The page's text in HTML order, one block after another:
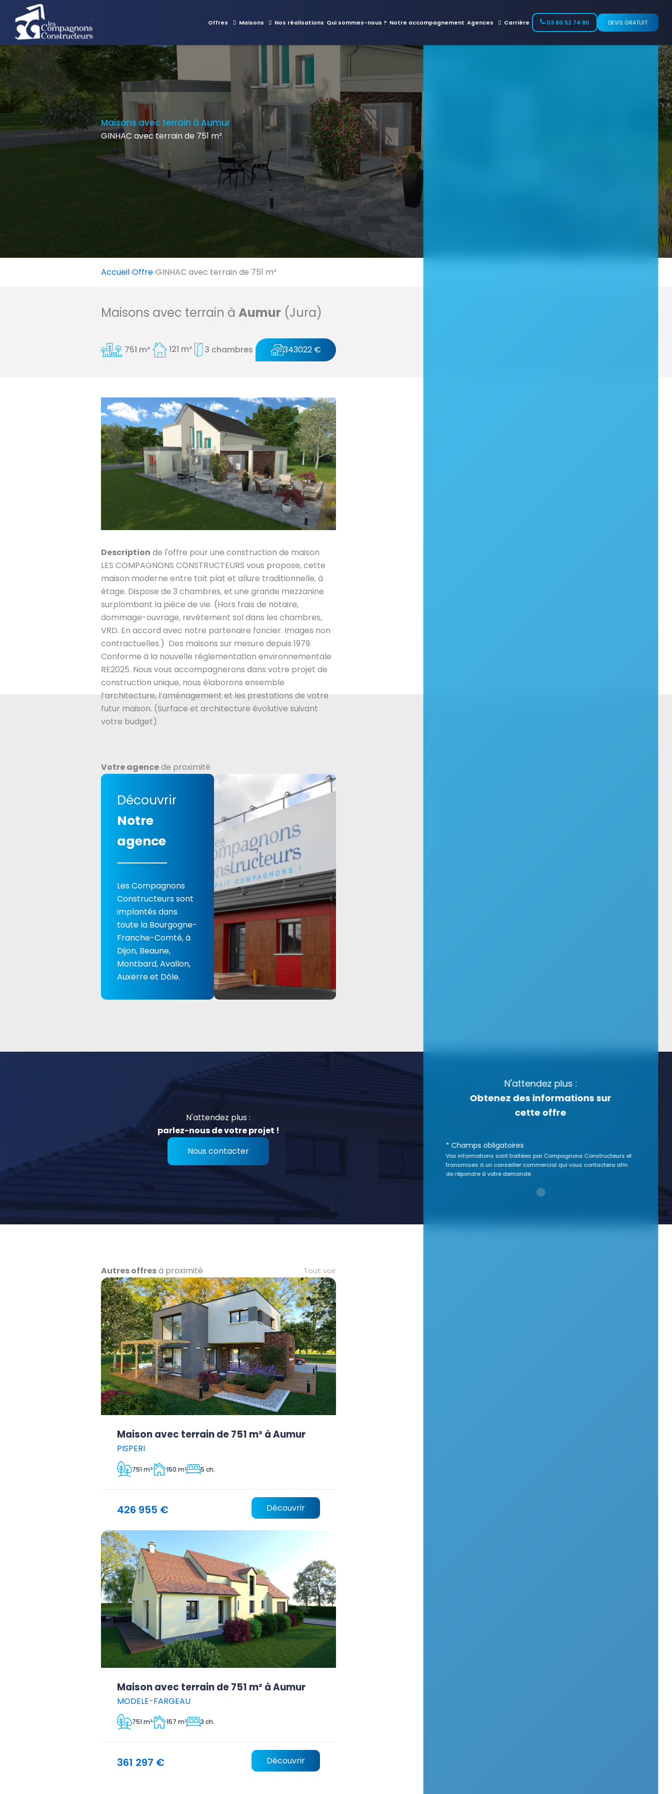
Offres Maisons Nos réalisations Qui sommes-nous ? Notre accompagnement Agences Carrière 03 80 52 74 80 DEVIS GRATUIT
Maisons avec terrain à Aumur
GINHAC avec terrain de 751 m²
Accueil Offre GINHAC avec terrain de 751 m²
Maisons avec terrain à Aumur(Jura)
751 m² 121 m² 3 chambres 343022 €
Description de l'offre pour une construction de maison
LES COMPAGNONS CONSTRUCTEURS vous propose, cette
maison moderne entre toit plat et allure traditionnelle, à
étage. Dispose de 3 chambres, et une grande mezzanine
surplombant la pièce de vie. (Hors frais de notaire,
dommage-ouvrage, revêtement sol dans les chambres,
VRD. En accord avec notre partenaire foncier. Images non
contractuelles.) Des maisons sur mesure depuis 1979.
Conforme à la nouvelle réglementation environnementale
RE2025. Nous vous accompagnerons dans votre projet de
construction unique, nous élaborons ensemble
l’architecture, l’aménagement et les prestations de votre
futur maison. (Surface et architecture évolutive suivant
votre budget).
Votre agencede proximité
Découvrir
Notre
agence
Les Compagnons
Constructeurs sont
implantés dans
toute la Bourgogne-
Franche-Comté, à
Dijon, Beaune,
Montbard, Avallon,
Auxerre et Dôle.
N'attendez plus :
parlez-nous de votre projet !
Nous contacter
Autres offresà proximité Tout voir
Maison avec terrain de 751 m² à Aumur
PISPERI
751 m² 150 m² 5 ch.
426 955 € Découvrir
Maison avec terrain de 751 m² à Aumur
MODELE-FARGEAU
751 m² 157 m² 3 ch.
361 297 € Découvrir
N'attendez plus :
Obtenez des informations sur
cette offre
* Champs obligatoires
Vos informations sont traitées par Compagnons Constructeurs et
transmises à un conseiller commercial qui vous contactera afin
de répondre à votre demande.